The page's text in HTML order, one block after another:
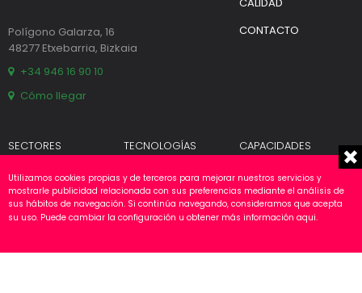
Polígono Galarza, 16
48277 Etxebarria, Bizkaia
+34 946 16 90 10
Cómo llegar
CONTACTO
SECTORES
Fundición
Industria
Renovables
TECNOLOGÍAS
Partners
CAPACIDADES
Fabricación
Ensamblaje
Ingeniería Eléctrica
Montaje
Utilizamos cookies propias y de terceros para mejorar nuestros servicios y
mostrarle publicidad relacionada con sus preferencias mediante el análisis de
sus hábitos de navegación. Si continúa navegando, consideramos que acepta
su uso. Puede cambiar la configuración u obtener más información aqui.